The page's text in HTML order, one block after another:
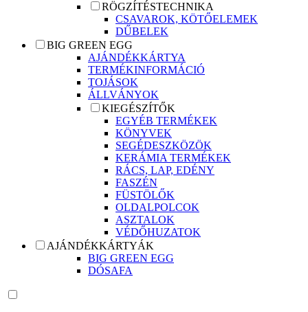
RÖGZÍTÉSTECHNIKA
CSAVAROK, KÖTŐELEMEK
DŰBELEK
BIG GREEN EGG
AJÁNDÉKKÁRTYA
TERMÉKINFORMÁCIÓ
TOJÁSOK
ÁLLVÁNYOK
KIEGÉSZÍTŐK
EGYÉB TERMÉKEK
KÖNYVEK
SEGÉDESZKÖZÖK
KERÁMIA TERMÉKEK
RÁCS, LAP, EDÉNY
FASZÉN
FÜSTÖLŐK
OLDALPOLCOK
ASZTALOK
VÉDŐHUZATOK
AJÁNDÉKKÁRTYÁK
BIG GREEN EGG
DÓSAFA